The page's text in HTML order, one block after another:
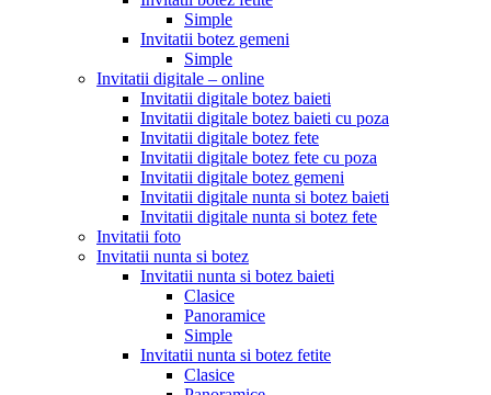
Simple
Invitatii botez gemeni
Simple
Invitatii digitale – online
Invitatii digitale botez baieti
Invitatii digitale botez baieti cu poza
Invitatii digitale botez fete
Invitatii digitale botez fete cu poza
Invitatii digitale botez gemeni
Invitatii digitale nunta si botez baieti
Invitatii digitale nunta si botez fete
Invitatii foto
Invitatii nunta si botez
Invitatii nunta si botez baieti
Clasice
Panoramice
Simple
Invitatii nunta si botez fetite
Clasice